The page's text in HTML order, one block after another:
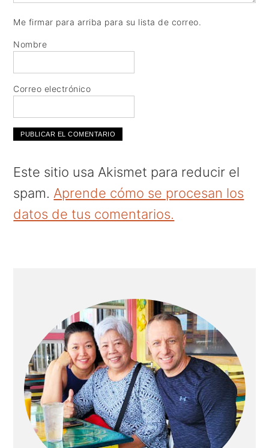
Me firmar para arriba para su lista de correo.
Nombre
Correo electrónico
Este sitio usa Akismet para reducir el
spam. Aprende cómo se procesan los
datos de tus comentarios.